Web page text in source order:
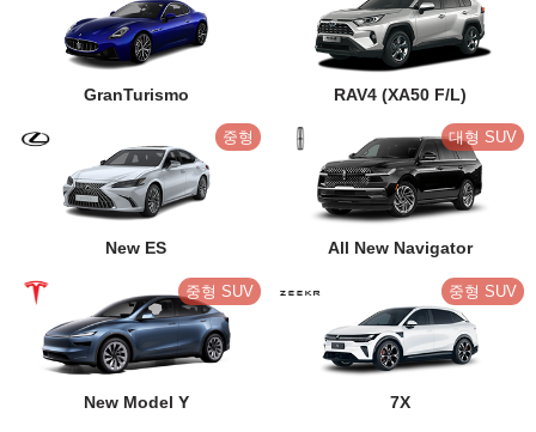
GranTurismo RAV4 (XA50 F/L)
중형
New ES
대형 SUV
All New Navigator
중형 SUV
New Model Y
중형 SUV
7X